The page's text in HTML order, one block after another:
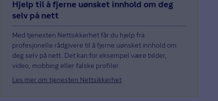
Hjelp til å fjerne uønsket innhold om deg
selv på nett
Med tjenesten Nettsikkerhet får du hjelp fra
profesjonelle rådgivere til å fjerne uønsket innhold om
deg selv på nett. Det kan for eksempel være bilder,
video, mobbing eller falske profiler.
Les mer om tjenesten Nettsikkerhet